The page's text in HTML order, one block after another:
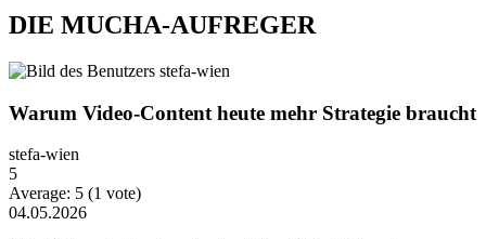
DIE MUCHA-AUFREGER
Warum Video-Content heute mehr Strategie braucht
stefa-wien
5
Average: 5 (1 vote)
04.05.2026